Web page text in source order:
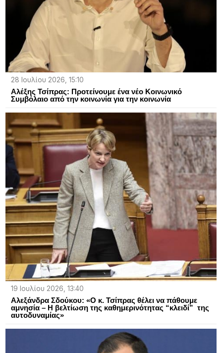
28 Ιουλίου 2026, 15:10
Αλέξης Τσίπρας: Προτείνουμε ένα νέο Κοινωνικό
Συμβόλαιο από την κοινωνία για την κοινωνία
19 Ιουλίου 2026, 13:40
Αλεξάνδρα Σδούκου: «Ο κ. Τσίπρας θέλει να πάθουμε
αμνησία – Η βελτίωση της καθημερινότητας “κλειδί” της
αυτοδυναμίας»